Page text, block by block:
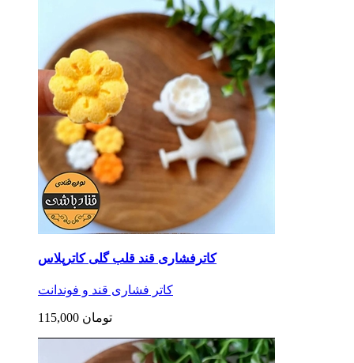
کاترفشاری قند قلب گلی کاترپلاس
کاتر فشاری قند و فوندانت
115,000 تومان